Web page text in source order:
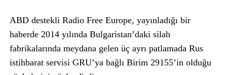
ABD destekli Radio Free Europe, yayınladığı bir
haberde 2014 yılında Bulgaristan’daki silah
fabrikalarında meydana gelen üç ayrı patlamada Rus
istihbarat servisi GRU’ya bağlı Birim 29155’in olduğu